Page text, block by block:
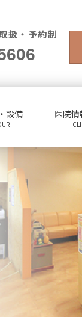
扱・予約制
設備 医院